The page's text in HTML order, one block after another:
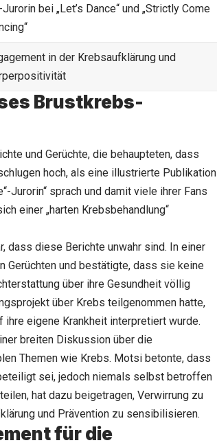
bei „Let’s Dance“ und „Strictly Come
in der Krebsaufklärung und
Brustkrebs-
und Gerüchte, die behaupteten, dass
hoch, als eine illustrierte Publikation
Jurorin“ sprach und damit viele ihrer Fans
einer „harten Krebsbehandlung“
diese Berichte unwahr sind. In einer
Gerüchten und bestätigte, dass sie keine
über ihre Gesundheit völlig
über Krebs teilgenommen hatte,
eigene Krankheit interpretiert wurde.
breiten Diskussion über die
Themen wie Krebs. Motsi betonte, dass
sei, jedoch niemals selbst betroffen
hat dazu beigetragen, Verwirrung zu
und Prävention zu sensibilisieren.
für die